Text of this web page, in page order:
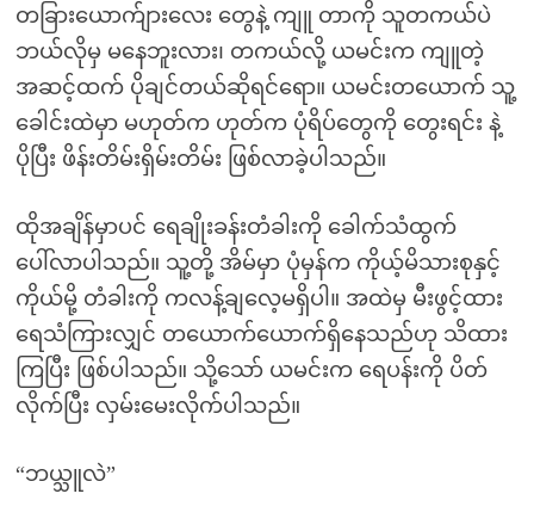
တခြားယောက်ျားလေး တွေနဲ့ ကျူ တာကို သူတကယ်ပဲ
ဘယ်လိုမှ မနေဘူးလား၊ တကယ်လို့ ယမင်းက ကျူတဲ့
အဆင့်ထက် ပိုချင်တယ်ဆိုရင်ရော။ ယမင်းတယောက် သူ့
ခေါင်းထဲမှာ မဟုတ်က ဟုတ်က ပုံရိပ်တွေကို တွေးရင်း နဲ့
ပိုပြီး ဖိန်းတိမ်းရှိမ်းတိမ်း ဖြစ်လာခဲ့ပါသည်။
ထိုအချိန်မှာပင် ရေချိုးခန်းတံခါးကို ခေါက်သံထွက်
ပေါ်လာပါသည်။ သူ့တို့ အိမ်မှာ ပုံမှန်က ကိုယ့်မိသားစုနှင့်
ကိုယ်မို့ တံခါးကို ကလန့်ချလေ့မရှိပါ။ အထဲမှ မီးဖွင့်ထား
ရေသံကြားလျှင် တယောက်ယောက်ရှိနေသည်ဟု သိထား
ကြပြီး ဖြစ်ပါသည်။ သို့သော် ယမင်းက ရေပန်းကို ပိတ်
လိုက်ပြီး လှမ်းမေးလိုက်ပါသည်။
“ဘယ္သူလဲ”